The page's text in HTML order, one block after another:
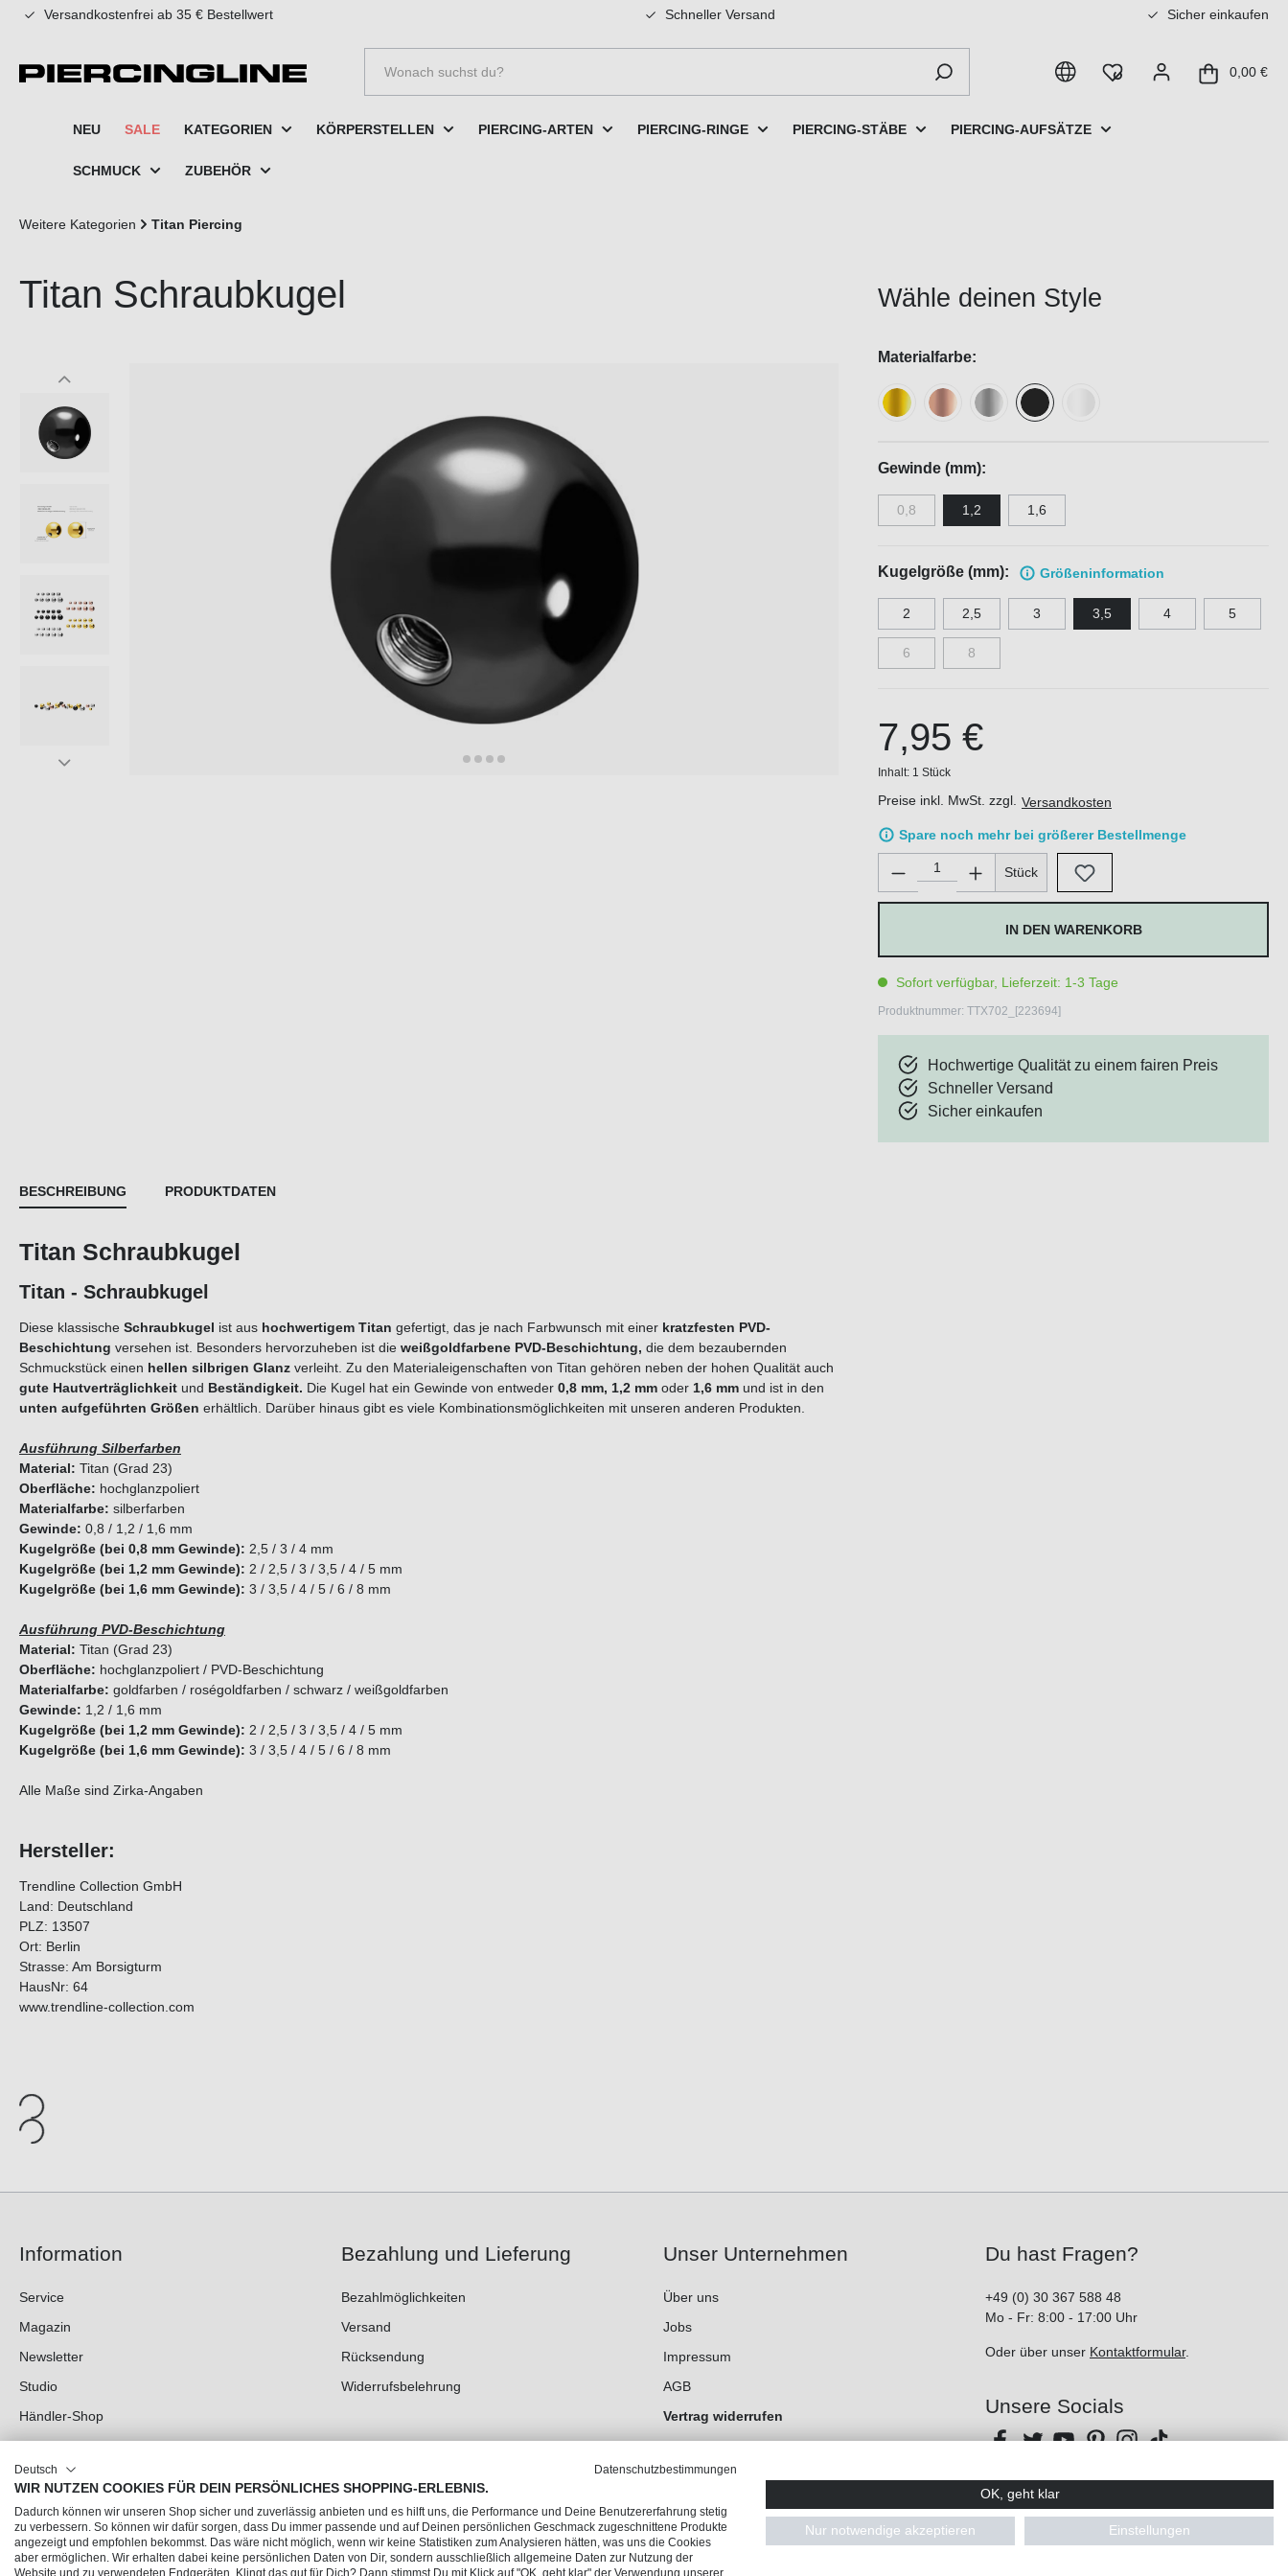
springen Zur Hauptnavigation springen
Versandkostenfrei ab 35 € Bestellwert Schneller Versand Sicher einkaufen
0,00 €
NEU SALE KATEGORIEN KÖRPERSTELLEN PIERCING-ARTEN PIERCING-RINGE PIERCING-STÄBE PIERCING-AUFSÄTZE
SCHMUCK ZUBEHÖR
Weitere Kategorien Titan Piercing
Titan Schraubkugel Wähle deinen Style
Materialfarbe:
Gewinde (mm):
0,8 1,2 1,6
Kugelgröße (mm): Größeninformation
2 2,5 3 3,5 4 5
6 8
7,95 €
Inhalt: 1 Stück
Preise inkl. MwSt. zzgl. Versandkosten
Spare noch mehr bei größerer Bestellmenge
Produkt Anzahl: Gib den gewünschten Wert ein oder
Stück
IN DEN WARENKORB
Sofort verfügbar, Lieferzeit: 1-3 Tage
Produktnummer: TTX702_[223694]
Hochwertige Qualität zu einem fairen Preis
Schneller Versand
Sicher einkaufen
BESCHREIBUNG PRODUKTDATEN
Titan Schraubkugel
Titan - Schraubkugel
Diese klassische Schraubkugel ist aus hochwertigem Titan gefertigt, das je nach Farbwunsch mit einer kratzfesten PVD-
Beschichtung versehen ist. Besonders hervorzuheben ist die weißgoldfarbene PVD-Beschichtung, die dem bezaubernden
Schmuckstück einen hellen silbrigen Glanz verleiht. Zu den Materialeigenschaften von Titan gehören neben der hohen Qualität auch
gute Hautverträglichkeit und Beständigkeit. Die Kugel hat ein Gewinde von entweder 0,8 mm, 1,2 mm oder 1,6 mm und ist in den
unten aufgeführten Größen erhältlich. Darüber hinaus gibt es viele Kombinationsmöglichkeiten mit unseren anderen Produkten.
Ausführung Silberfarben
Material: Titan (Grad 23)
Oberfläche: hochglanzpoliert
Materialfarbe: silberfarben
Gewinde: 0,8 / 1,2 / 1,6 mm
Kugelgröße (bei 0,8 mm Gewinde): 2,5 / 3 / 4 mm
Kugelgröße (bei 1,2 mm Gewinde): 2 / 2,5 / 3 / 3,5 / 4 / 5 mm
Kugelgröße (bei 1,6 mm Gewinde): 3 / 3,5 / 4 / 5 / 6 / 8 mm
Ausführung PVD-Beschichtung
Material: Titan (Grad 23)
Oberfläche: hochglanzpoliert / PVD-Beschichtung
Materialfarbe: goldfarben / roségoldfarben / schwarz / weißgoldfarben
Gewinde: 1,2 / 1,6 mm
Kugelgröße (bei 1,2 mm Gewinde): 2 / 2,5 / 3 / 3,5 / 4 / 5 mm
Kugelgröße (bei 1,6 mm Gewinde): 3 / 3,5 / 4 / 5 / 6 / 8 mm
Alle Maße sind Zirka-Angaben
Hersteller:
Trendline Collection GmbH
Land: Deutschland
PLZ: 13507
Ort: Berlin
Strasse: Am Borsigturm
HausNr: 64
www.trendline-collection.com
Information
Service
Magazin
Newsletter
Studio
Händler-Shop
Bezahlung und Lieferung
Bezahlmöglichkeiten
Versand
Rücksendung
Widerrufsbelehrung
Unser Unternehmen
Über uns
Jobs
Impressum
AGB
Vertrag widerrufen
Datenschutz
Cookie-Einstellungen
Du hast Fragen?
+49 (0) 30 367 588 48
Mo - Fr: 8:00 - 17:00 Uhr
Oder über unser Kontaktformular.
Unsere Socials
Deutsch Datenschutzbestimmungen
WIR NUTZEN COOKIES FÜR DEIN PERSÖNLICHES SHOPPING-ERLEBNIS.
Dadurch können wir unseren Shop sicher und zuverlässig anbieten und es hilft uns, die Performance und Deine Benutzererfahrung stetig
zu verbessern. So können wir dafür sorgen, dass Du immer passende und auf Deinen persönlichen Geschmack zugeschnittene Produkte
angezeigt und empfohlen bekommst. Das wäre nicht möglich, wenn wir keine Statistiken zum Analysieren hätten, was uns die Cookies
aber ermöglichen. Wir erhalten dabei keine persönlichen Daten von Dir, sondern ausschließlich allgemeine Daten zur Nutzung der
Website und zu verwendeten Endgeräten. Klingt das gut für Dich? Dann stimmst Du mit Klick auf "OK, geht klar" der Verwendung unserer
OK, geht klar
Nur notwendige akzeptieren Einstellungen